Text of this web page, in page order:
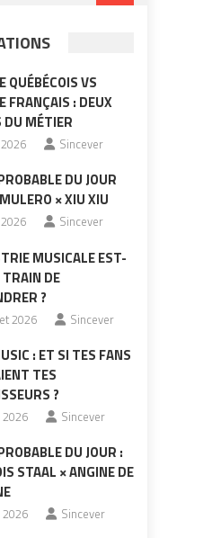
QUÉBÉCOIS VS
FRANÇAIS : DEUX
DU MÉTIER
Sincever
DU JOUR
× XIU XIU
Sincever
MUSICALE EST-
TRAIN DE
?
2026 Sincever
: ET SI TES FANS
TES
?
Sincever
DU JOUR :
STAAL × ANGINE DE
Sincever